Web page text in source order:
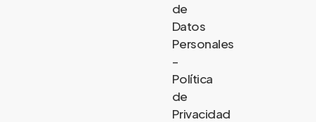
de
Datos
Personales
–
Política
de
Privacidad